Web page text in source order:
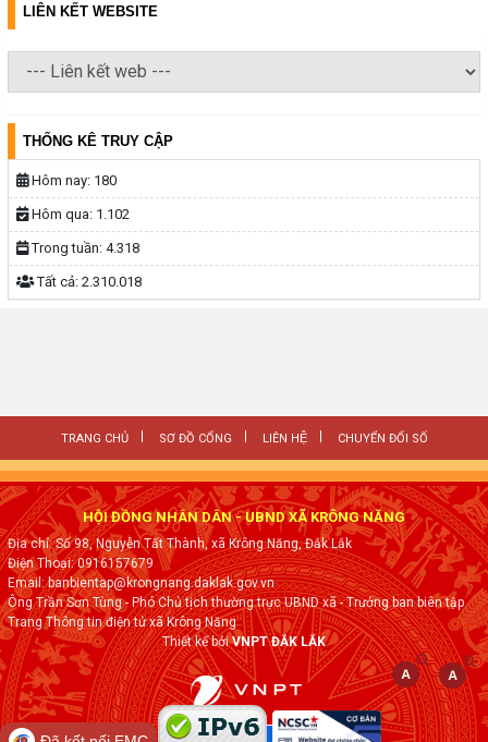
LIÊN KẾT WEBSITE
THỐNG KÊ TRUY CẬP
Hôm nay: 180
Hôm qua: 1.102
Trong tuần: 4.318
Tất cả: 2.310.018
TRANG CHỦ SƠ ĐỒ CỔNG LIÊN HỆ CHUYỂN ĐỔI SỐ
HỘI ĐỒNG NHÂN DÂN - UBND XÃ KRÔNG NĂNG
Địa chỉ: Số 98, Nguyễn Tất Thành, xã Krông Năng, Đắk Lắk
Điện Thoại: 0916157679
Email: banbientap@krongnang.daklak.gov.vn
Ông Trần Sơn Tùng - Phó Chủ tịch thường trực UBND xã - Trưởng ban biên tập
Trang Thông tin điện tử xã Krông Năng
Thiết kế bởiVNPT ĐẮK LẮK